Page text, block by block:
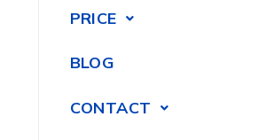
PRICE
BLOG
CONTACT